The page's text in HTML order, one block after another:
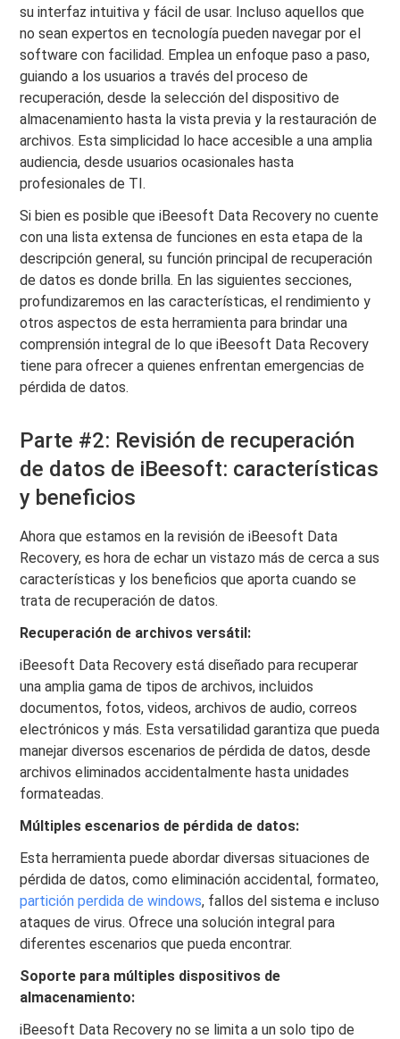
su interfaz intuitiva y fácil de usar. Incluso aquellos que
no sean expertos en tecnología pueden navegar por el
software con facilidad. Emplea un enfoque paso a paso,
guiando a los usuarios a través del proceso de
recuperación, desde la selección del dispositivo de
almacenamiento hasta la vista previa y la restauración de
archivos. Esta simplicidad lo hace accesible a una amplia
audiencia, desde usuarios ocasionales hasta
profesionales de TI.
Si bien es posible que iBeesoft Data Recovery no cuente
con una lista extensa de funciones en esta etapa de la
descripción general, su función principal de recuperación
de datos es donde brilla. En las siguientes secciones,
profundizaremos en las características, el rendimiento y
otros aspectos de esta herramienta para brindar una
comprensión integral de lo que iBeesoft Data Recovery
tiene para ofrecer a quienes enfrentan emergencias de
pérdida de datos.
Parte #2: Revisión de recuperación
de datos de iBeesoft: características
y beneficios
Ahora que estamos en la revisión de iBeesoft Data
Recovery, es hora de echar un vistazo más de cerca a sus
características y los beneficios que aporta cuando se
trata de recuperación de datos.
Recuperación de archivos versátil:
iBeesoft Data Recovery está diseñado para recuperar
una amplia gama de tipos de archivos, incluidos
documentos, fotos, videos, archivos de audio, correos
electrónicos y más. Esta versatilidad garantiza que pueda
manejar diversos escenarios de pérdida de datos, desde
archivos eliminados accidentalmente hasta unidades
formateadas.
Múltiples escenarios de pérdida de datos:
Esta herramienta puede abordar diversas situaciones de
pérdida de datos, como eliminación accidental, formateo,
partición perdida de windows, fallos del sistema e incluso
ataques de virus. Ofrece una solución integral para
diferentes escenarios que pueda encontrar.
Soporte para múltiples dispositivos de
almacenamiento:
iBeesoft Data Recovery no se limita a un solo tipo de